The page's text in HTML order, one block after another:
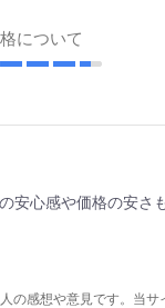
について
心感や価格の安
感想や意見です。当サ